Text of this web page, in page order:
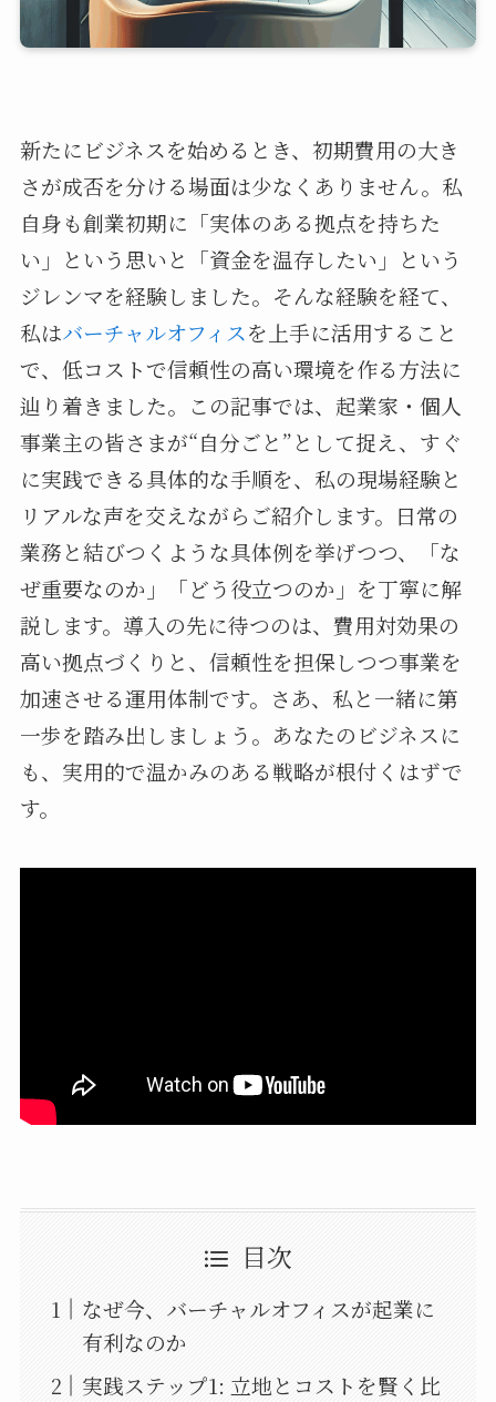
新たにビジネスを始めるとき、初期費用の大き
さが成否を分ける場面は少なくありません。私
自身も創業初期に「実体のある拠点を持ちた
い」という思いと「資金を温存したい」という
ジレンマを経験しました。そんな経験を経て、
私はバーチャルオフィスを上手に活用すること
で、低コストで信頼性の高い環境を作る方法に
辿り着きました。この記事では、起業家・個人
事業主の皆さまが“自分ごと”として捉え、すぐ
に実践できる具体的な手順を、私の現場経験と
リアルな声を交えながらご紹介します。日常の
業務と結びつくような具体例を挙げつつ、「な
ぜ重要なのか」「どう役立つのか」を丁寧に解
説します。導入の先に待つのは、費用対効果の
高い拠点づくりと、信頼性を担保しつつ事業を
加速させる運用体制です。さあ、私と一緒に第
一歩を踏み出しましょう。あなたのビジネスに
も、実用的で温かみのある戦略が根付くはずで
す。
目次
なぜ今、バーチャルオフィスが起業に
有利なのか
実践ステップ1: 立地とコストを賢く比